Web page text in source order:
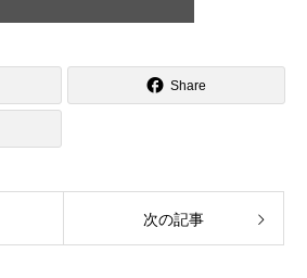
Share
次の記事